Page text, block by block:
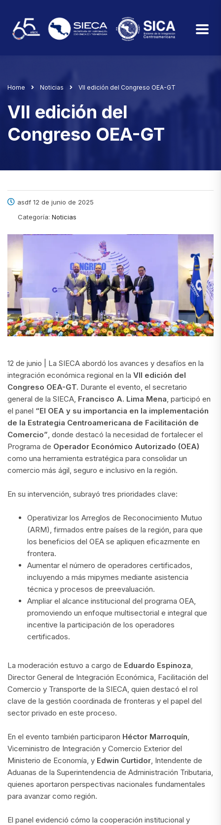
Home Noticias VII edición del Congreso OEA-GT
VII edición del
Congreso OEA-GT
asdf 12 de junio de 2025
Categoría: Noticias
12 de junio | La SIECA abordó los avances y desafíos en la
integración económica regional en la VII edición del
Congreso OEA-GT. Durante el evento, el secretario
general de la SIECA, Francisco A. Lima Mena , participó en
el panel “El OEA y su importancia en la implementación
de la Estrategia Centroamericana de Facilitación de
Comercio” , donde destacó la necesidad de fortalecer el
Programa de Operador Económico Autorizado (OEA)
como una herramienta estratégica para consolidar un
comercio más ágil, seguro e inclusivo en la región.
En su intervención, subrayó tres prioridades clave:
Operativizar los Arreglos de Reconocimiento Mutuo
(ARM), firmados entre países de la región, para que
los beneficios del OEA se apliquen eficazmente en
frontera.
Aumentar el número de operadores certificados,
incluyendo a más mipymes mediante asistencia
técnica y procesos de preevaluación.
Ampliar el alcance institucional del programa OEA,
promoviendo un enfoque multisectorial e integral que
incentive la participación de los operadores
certificados.
La moderación estuvo a cargo de Eduardo Espinoza
Director General de Integración Económica, Facilitación del
Comercio y Transporte de la SIECA, quien destacó el rol
clave de la gestión coordinada de fronteras y el papel del
sector privado en este proceso.
En el evento también participaron Héctor Marroquín
Viceministro de Integración y Comercio Exterior del
Ministerio de Economía, y Edwin Curtidor , Intendente de
Aduanas de la Superintendencia de Administración Tributaria,
quienes aportaron perspectivas nacionales fundamentales
para avanzar como región.
El panel evidenció cómo la cooperación institucional y